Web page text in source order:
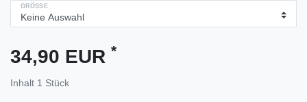
GRÖSSE
34,90 EUR *
Inhalt 1 Stück